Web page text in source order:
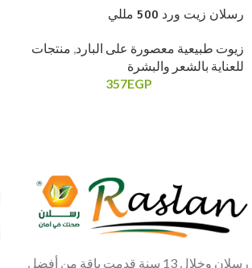
رسلان زيت ورد 500 مللي
زيوت طبيعية معصورة على البارد, منتجات
للعناية بالشعر والبشرة
357EGP
رسلان وخلال 13 سنة قدمت باقة من أفضل